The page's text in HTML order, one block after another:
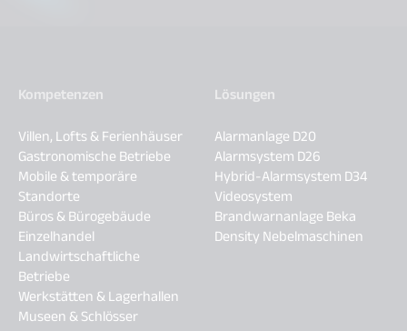
Kompetenzen
Villen, Lofts & Ferienhäuser
Gastronomische Betriebe
Mobile & temporäre
Standorte
Büros & Bürogebäude
Einzelhandel
Landwirtschaftliche
Betriebe
Werkstätten & Lagerhallen
Museen & Schlösser
Lösungen
Alarmanlage D20
Alarmsystem D26
Hybrid-Alarmsystem D34
Videosystem
Brandwarnanlage Beka
Density Nebelmaschinen